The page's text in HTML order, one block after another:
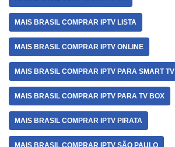
MAIS BRASIL COMPRAR IPTV LISTA
MAIS BRASIL COMPRAR IPTV ONLINE
MAIS BRASIL COMPRAR IPTV PARA SMART TV
MAIS BRASIL COMPRAR IPTV PARA TV BOX
MAIS BRASIL COMPRAR IPTV PIRATA
MAIS BRASIL COMPRAR IPTV SÃO PAULO